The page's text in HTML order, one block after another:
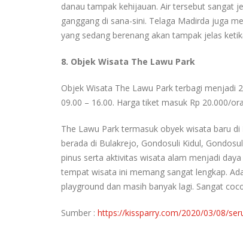
danau tampak kehijauan. Air tersebut sangat
ganggang di sana-sini. Telaga Madirda juga
yang sedang berenang akan tampak jelas
8. Objek Wisata The Lawu Park
Objek Wisata The Lawu Park terbagi menjadi
09.00 – 16.00. Harga tiket masuk Rp 20.000/
The Lawu Park termasuk obyek wisata baru
berada di Bulakrejo, Gondosuli Kidul,
pinus serta aktivitas wisata alam menjadi
tempat wisata ini memang sangat lengkap.
playground dan masih banyak lagi. Sangat
Sumber : https://kissparry.com/2020/03/08/